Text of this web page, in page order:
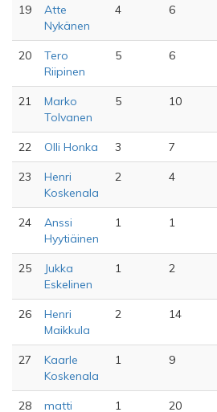
19
Atte
Nykänen
4 6
20
Tero
Riipinen
5 6
21
Marko
Tolvanen
5 10
22 Olli Honka 3 7
23
Henri
Koskenala
2 4
24
Anssi
Hyytiäinen
1 1
25
Jukka
Eskelinen
1 2
26
Henri
Maikkula
2 14
27
Kaarle
Koskenala
1 9
28
matti
1 20